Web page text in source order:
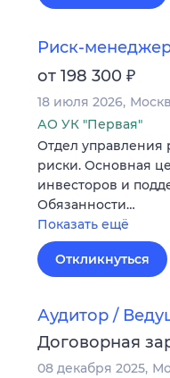
Риск-
от 198 300 ₽
18 июля 2026
АО УК "Первая"
Отдел управления
риски. Основная
инвесторов и
Обязанности…
Показать ещё
Откликнуться
Аудитор /
Договорная
08 декабря 2025